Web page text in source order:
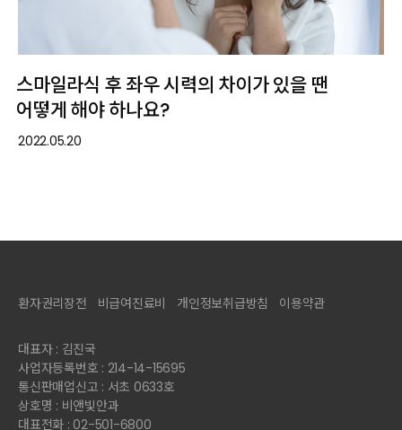
스마일라식 후 좌우 시력의 차이가 있을 땐
어떻게 해야 하나요?
2022.05.20
환자권리장전 비급여진료비 개인정보취급방침 이용약관
대표자 : 김진국
사업자등록번호 : 214-14-15695
통신판매업신고 : 서초 0633호
상호명 : 비앤빛안과
대표전화 : 02-501-6800